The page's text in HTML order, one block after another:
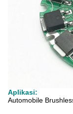
Aplikasi:
Automobile